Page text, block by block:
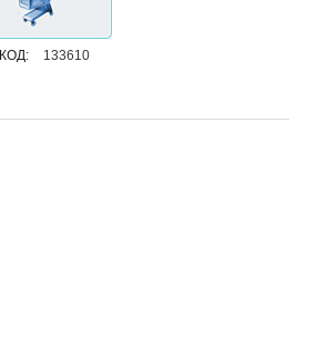
КОД: 133610